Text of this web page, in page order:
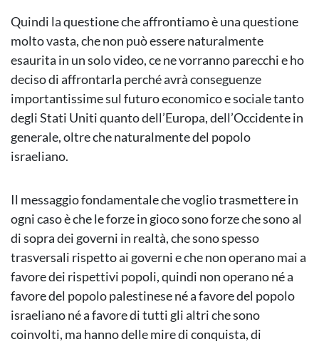
Quindi la questione che affrontiamo è una questione
molto vasta, che non può essere naturalmente
esaurita in un solo video, ce ne vorranno parecchi e ho
deciso di affrontarla perché avrà conseguenze
importantissime sul futuro economico e sociale tanto
degli Stati Uniti quanto dell’Europa, dell’Occidente in
generale, oltre che naturalmente del popolo
israeliano.
Il messaggio fondamentale che voglio trasmettere in
ogni caso è che le forze in gioco sono forze che sono al
di sopra dei governi in realtà, che sono spesso
trasversali rispetto ai governi e che non operano mai a
favore dei rispettivi popoli, quindi non operano né a
favore del popolo palestinese né a favore del popolo
israeliano né a favore di tutti gli altri che sono
coinvolti, ma hanno delle mire di conquista, di